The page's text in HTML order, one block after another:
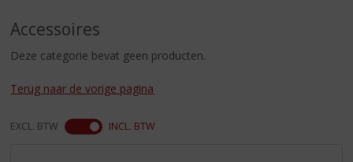
r
i
g
a
Accessoires
Deze categorie bevat geen producten.
Terug naar de vorige pagina
EXCL. BTW INCL. BTW